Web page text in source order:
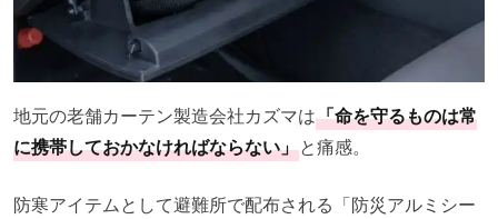
地元の老舗カーテン製造会社カズマは「命を守るものは常
に携帯しておかなければならない」と痛感。
防寒アイテムとして避難所で配布される「防災アルミシー